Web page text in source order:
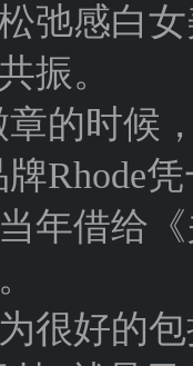
弛感白
振。
章的时候
Rhode
年借给
很好的